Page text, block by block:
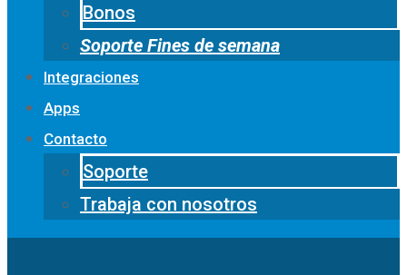
Bonos
Soporte Fines de semana
Integraciones
Apps
Contacto
Soporte
Trabaja con nosotros